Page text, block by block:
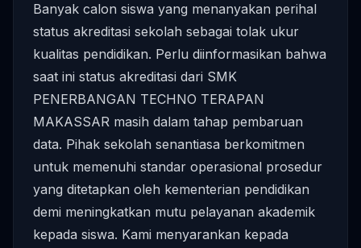
Banyak calon siswa yang menanyakan perihal
status akreditasi sekolah sebagai tolak ukur
kualitas pendidikan. Perlu diinformasikan bahwa
saat ini status akreditasi dari SMK
PENERBANGAN TECHNO TERAPAN
MAKASSAR masih dalam tahap pembaruan
data. Pihak sekolah senantiasa berkomitmen
untuk memenuhi standar operasional prosedur
yang ditetapkan oleh kementerian pendidikan
demi meningkatkan mutu pelayanan akademik
kepada siswa. Kami menyarankan kepada